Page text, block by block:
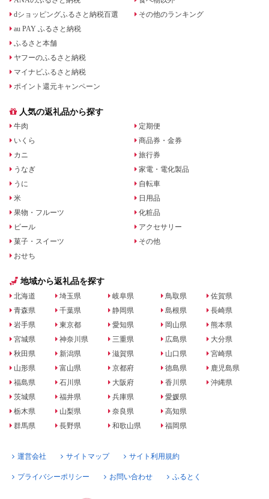
dショッピングふるさと納税百選
au PAY ふるさと納税
ふるさと本舗
ヤフーのふるさと納税
マイナビふるさと納税
ポイント還元キャンペーン
その他のランキング
人気の返礼品から探す
牛肉
いくら
カニ
うなぎ
うに
米
果物・フルーツ
ビール
菓子・スイーツ
おせち
定期便
商品券・金券
旅行券
家電・電化製品
自転車
日用品
化粧品
アクセサリー
その他
地域から返礼品を探す
北海道
青森県
岩手県
宮城県
秋田県
山形県
福島県
茨城県
栃木県
群馬県
埼玉県
千葉県
東京都
神奈川県
新潟県
富山県
石川県
福井県
山梨県
長野県
岐阜県
静岡県
愛知県
三重県
滋賀県
京都府
大阪府
兵庫県
奈良県
和歌山県
鳥取県
島根県
岡山県
広島県
山口県
徳島県
香川県
愛媛県
高知県
福岡県
佐賀県
長崎県
熊本県
大分県
宮崎県
鹿児島県
沖縄県
運営会社 サイトマップ サイト利用規約
プライバシーポリシー お問い合わせ ふるとく